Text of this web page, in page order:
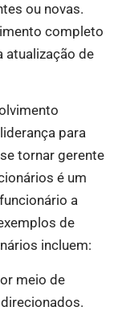
ou novas.
completo
atualização de
para
tornar gerente
é um
a
de
incluem:
meio de